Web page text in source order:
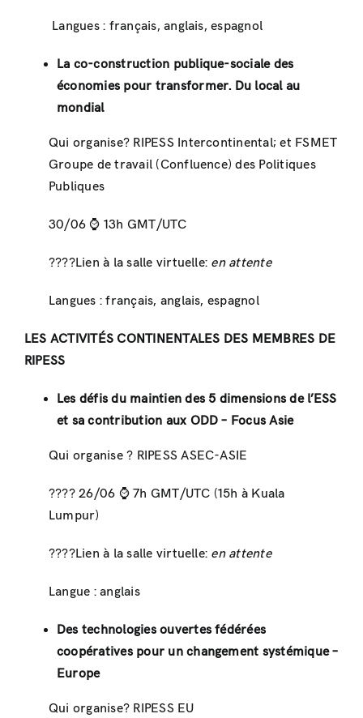
Langues : français, anglais, espagnol
La co-construction publique-sociale des
économies pour transformer. Du local au
mondial
Qui organise? RIPESS Intercontinental; et FSMET
Groupe de travail (Confluence) des Politiques
Publiques
30/06 ⌚ ️13h GMT/UTC
????Lien à la salle virtuelle: en attente
Langues : français, anglais, espagnol
LES ACTIVITÉS CONTINENTALES DES MEMBRES DE
RIPESS
Les défis du maintien des 5 dimensions de l’ESS
et sa contribution aux ODD – Focus Asie
Qui organise ? RIPESS ASEC-ASIE
???? 26/06 ⌚ ️7h GMT/UTC (15h à Kuala
Lumpur)
????Lien à la salle virtuelle: en attente
Langue : anglais
Des technologies ouvertes fédérées
coopératives pour un changement systémique –
Europe
Qui organise? RIPESS EU